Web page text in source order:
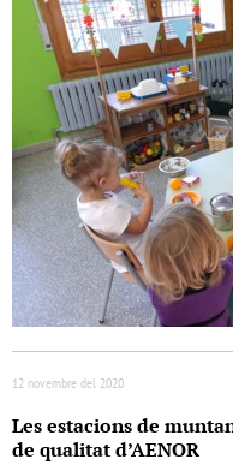
12 novembre del 2020
Les estacions de
de qualitat d’AENOR